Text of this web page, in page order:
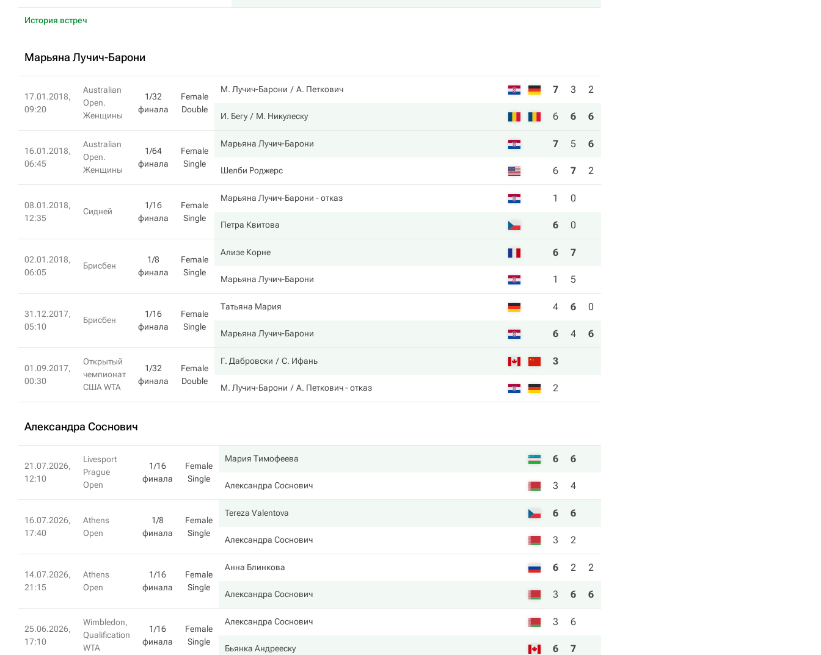
История встреч
Марьяна Лучич-Барони
17.01.2018,
09:20
Australian
Open.
Женщины
1/32
финала
Female
Double
М. Лучич-Барони А. Петкович 7 3 2
И. Бегу М. Никулеску 6 6 6
16.01.2018,
06:45
Australian
Open.
Женщины
1/64
финала
Female
Single
Марьяна Лучич-Барони 7 5 6
Шелби Роджерс 6 7 2
08.01.2018,
12:35
Сидней
1/16
финала
Female
Single
Марьяна Лучич-Барони - отказ 1 0
Петра Квитова 6 0
02.01.2018,
06:05
Брисбен
1/8
финала
Female
Single
Ализе Корне 6 7
Марьяна Лучич-Барони 1 5
31.12.2017,
05:10
Брисбен
1/16
финала
Female
Single
Татьяна Мария 4 6 0
Марьяна Лучич-Барони 6 4 6
01.09.2017,
00:30
Открытый
чемпионат
США WTA
1/32
финала
Female
Double
Г. Дабровски С. Ифань 3
М. Лучич-Барони А. Петкович- отказ 2
Александра Соснович
21.07.2026,
12:10
Livesport
Prague
Open
1/16
финала
Female
Single
Мария Тимофеева 6 6
Александра Соснович 3 4
16.07.2026,
17:40
Athens
Open
1/8
финала
Female
Single
Tereza Valentova 6 6
Александра Соснович 3 2
14.07.2026,
21:15
Athens
Open
1/16
финала
Female
Single
Анна Блинкова 6 2 2
Александра Соснович 3 6 6
25.06.2026,
17:10
Wimbledon,
Qualification
WTA
1/16
финала
Female
Single
Александра Соснович 3 6
Бьянка Андрееску 6 7